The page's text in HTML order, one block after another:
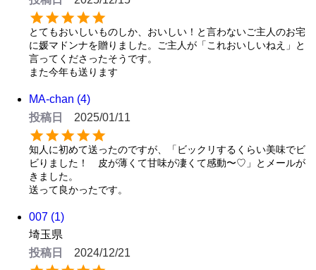
とてもおいしいものしか、おいしい！と言わないご主人のお宅
に媛マドンナを贈りました。ご主人が「これおいしいねえ」と
言ってくださったそうです。
また今年も送ります
MA-chan 4
投稿日
2025/01/11
知人に初めて送ったのですが、「ビックリするくらい美味でビ
ビりました！　皮が薄くて甘味が凄くて感動〜♡」とメールが
きました。
送って良かったです。
007 1
埼玉県
投稿日
2024/12/21